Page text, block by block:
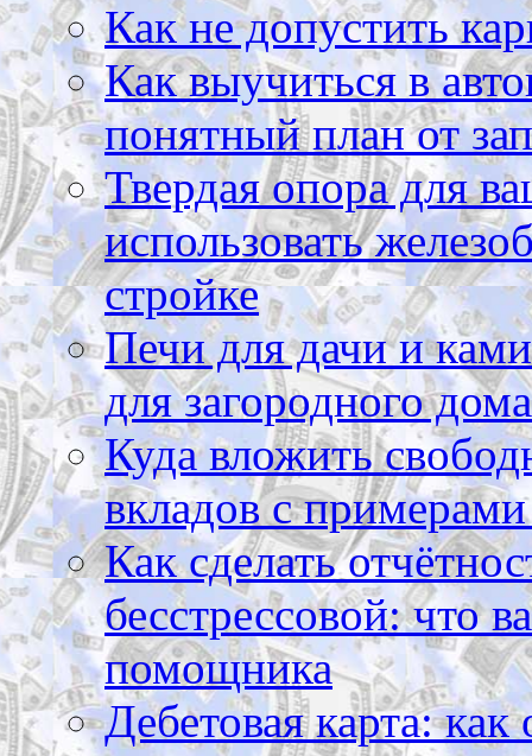
Как не допустить
Как выучиться в
понятный план от
Твердая опора для
использовать
стройке
Печи для дачи и
для загородного дома
Куда вложить
вкладов с
Как сделать
бесстрессовой: что
помощника
Дебетовая карта: